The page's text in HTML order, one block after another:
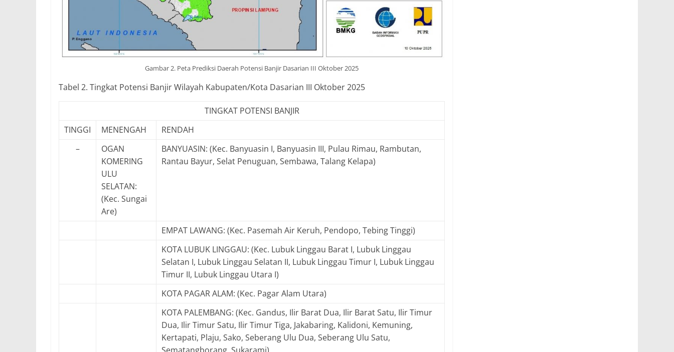
Gambar 2. Peta Prediksi Daerah Potensi Banjir Dasarian III Oktober 2025
Tabel 2. Tingkat Potensi Banjir Wilayah Kabupaten/Kota Dasarian III Oktober 2025
TINGKAT POTENSI BANJIR
TINGGI
MENENGAH
RENDAH
–
OGAN
KOMERING
ULU
SELATAN:
(Kec. Sungai
Are)
BANYUASIN: (Kec. Banyuasin I, Banyuasin III, Pulau Rimau, Rambutan,
Rantau Bayur, Selat Penuguan, Sembawa, Talang Kelapa)
EMPAT LAWANG: (Kec. Pasemah Air Keruh, Pendopo, Tebing Tinggi)
KOTA LUBUK LINGGAU: (Kec. Lubuk Linggau Barat I, Lubuk Linggau
Selatan I, Lubuk Linggau Selatan II, Lubuk Linggau Timur I, Lubuk Linggau
Timur II, Lubuk Linggau Utara I)
KOTA PAGAR ALAM: (Kec. Pagar Alam Utara)
KOTA PALEMBANG: (Kec. Gandus, Ilir Barat Dua, Ilir Barat Satu, Ilir Timur
Dua, Ilir Timur Satu, Ilir Timur Tiga, Jakabaring, Kalidoni, Kemuning,
Kertapati, Plaju, Sako, Seberang Ulu Dua, Seberang Ulu Satu,